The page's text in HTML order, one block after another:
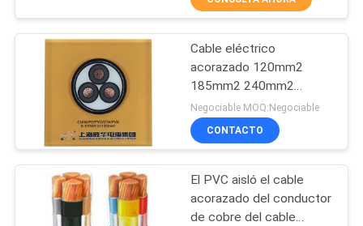
CONTROL
CALIDAD
CONTACTO
NOTICIAS
del cable eléctrico
197
Cable eléctrico
acorazado 120mm2
185mm2 240mm2
300mm2 del poder
profesional de STA
Negociable MOQ:Negociable
CONTACTO
El PVC aisló el cable
acorazado del conductor
de cobre del cable